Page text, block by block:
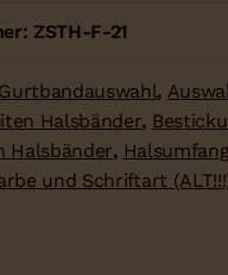
ZSTH-F-21
Gurtbandauswahl,
Halsbänder,
Halsbänder,
und Schriftart